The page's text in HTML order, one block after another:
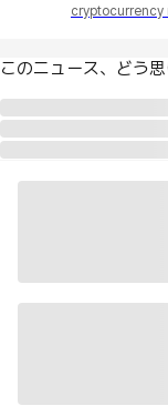
cryptocurrency
このニュース、どう